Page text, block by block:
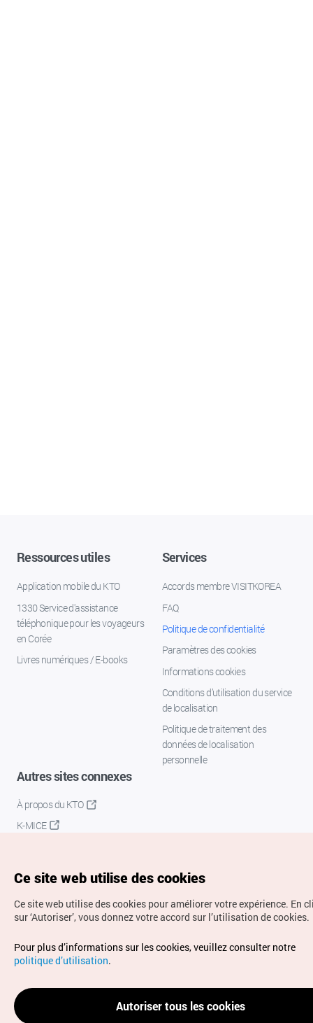
Ressources utiles
Application mobile du KTO
1330 Service d'assistance
téléphonique pour les voyageurs
en Corée
Livres numériques / E-books
Services
Accords membre VISITKOREA
FAQ
Politique de confidentialité
Paramètres des cookies
Informations cookies
Conditions d’utilisation du service
de localisation
Politique de traitement des
données de localisation
personnelle
Autres sites connexes
À propos du KTO
K-MICE
Droits d’auteur (c) Office National du Tourisme en Corée.
Tous droits réservés.
Pour les rapports d'erreurs et demandes de renseignements,
adressez vos demandes à
info.ontc@gmail.com
Ce site web utilise des cookies
Ce site web utilise des cookies pour améliorer votre expérience. En
sur ‘Autoriser’, vous donnez votre accord sur l’utilisation de cookies.
Pour plus d’informations sur les cookies, veuillez consulter notre
politique d’utilisation.
Autoriser tous les cookies